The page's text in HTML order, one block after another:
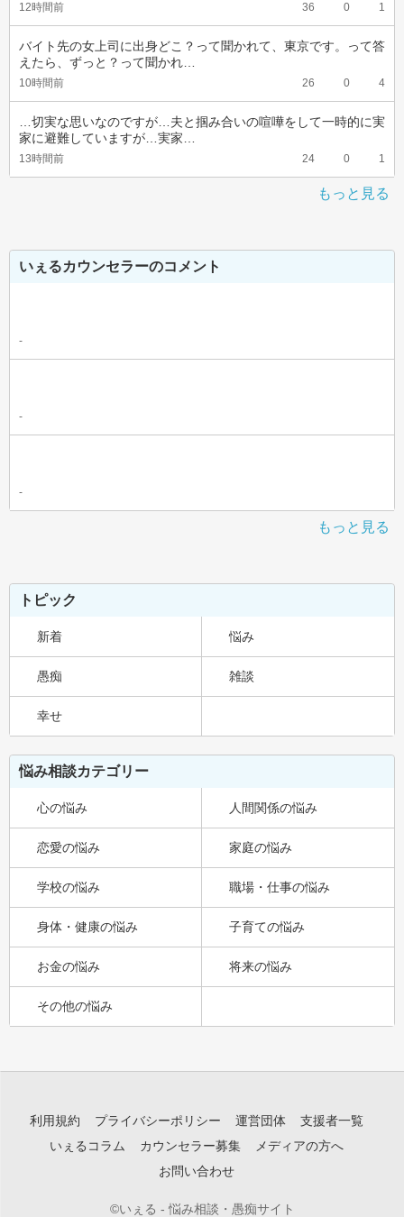
12時間前 36 0 1
バイト先の女上司に出身どこ？って聞かれて、東京です。って答
えたら、ずっと？って聞かれ…
10時間前 26 0 4
…切実な思いなのですが…夫と掴み合いの喧嘩をして一時的に実
家に避難していますが…実家…
13時間前 24 0 1
もっと見る
いぇるカウンセラーのコメント
-
-
-
もっと見る
トピック
新着 悩み
愚痴 雑談
幸せ
悩み相談カテゴリー
心の悩み 人間関係の悩み
恋愛の悩み 家庭の悩み
学校の悩み 職場・仕事の悩み
身体・健康の悩み 子育ての悩み
お金の悩み 将来の悩み
その他の悩み
利用規約 プライバシーポリシー 運営団体
支援者一覧
いぇるコラム
カウンセラー募集
メディアの方へ
お問い合わせ
©いぇる - 悩み相談・愚痴サイト